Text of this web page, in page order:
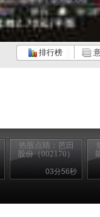
排行榜
热股点睛：芭田
股份（002170）
03分56秒